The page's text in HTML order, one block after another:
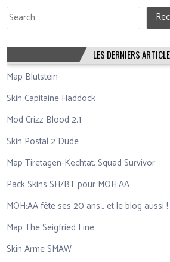
Rechercher
LES DERNIERS
Map Blutstein
Skin Capitaine Haddock
Mod Crizz Blood 2.1
Skin Postal 2 Dude
Map Tiretagen-Kechtat, Squad Survivor
Pack Skins SH/BT pour MOH:AA
MOH:AA fête ses 20 ans… et le blog aussi !
Map The Seigfried Line
Skin Arme SMAW